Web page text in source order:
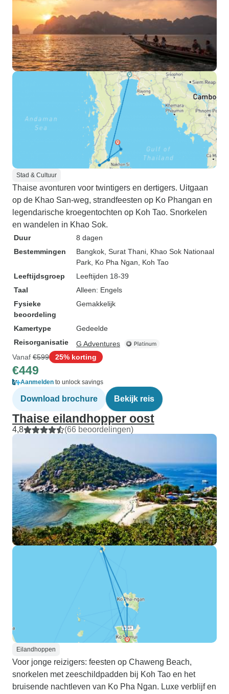
Stad & Cultuur
Thaise avonturen voor twintigers en dertigers. Uitgaan
op de Khao San-weg, strandfeesten op Ko Phangan en
legendarische kroegentochten op Koh Tao. Snorkelen
en wandelen in Khao Sok.
Duur
8 dagen
Bestemmingen
Bangkok , Surat Thani , Khao Sok Nationaal
Park , Ko Pha Ngan , Koh Tao
Leeftijdsgroep
Leeftijden 18-39
Taal
Alleen: Engels
Fysieke
beoordeling
Gemakkelijk
Kamertype
Gedeelde
Reisorganisatie
G Adventures
Vanaf €599 25% korting
€449
Aanmelden to unlock savings
Download brochure Bekijk reis
Thaise eilandhopper oost
4,8 (66 beoordelingen)
Eilandhoppen
Voor jonge reizigers: feesten op Chaweng Beach,
snorkelen met zeeschildpadden bij Koh Tao en het
bruisende nachtleven van Ko Pha Ngan. Luxe verblijf en